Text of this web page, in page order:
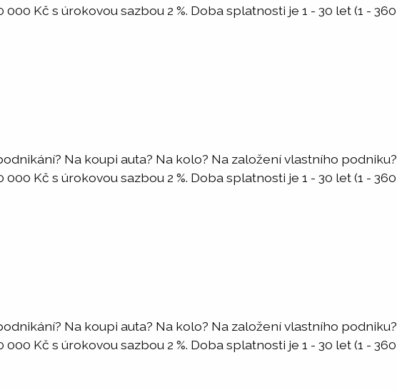
Kč s úrokovou sazbou 2 %. Doba splatnosti je 1 - 30 let (1 -
Na koupi auta? Na kolo? Na založení vlastního
Kč s úrokovou sazbou 2 %. Doba splatnosti je 1 - 30 let (1 -
Na koupi auta? Na kolo? Na založení vlastního
Kč s úrokovou sazbou 2 %. Doba splatnosti je 1 - 30 let (1 -